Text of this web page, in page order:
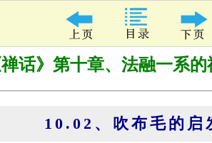
禅话》第十章、法融一系的
10.02、吹布毛的启